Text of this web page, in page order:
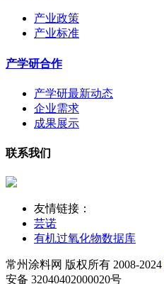
产业政策
产业标准
产学研合作
产学研最新动态
企业需求
成果展示
联系我们
友情链接：
芸诺
有机过氧化物数据库
常州涂料网 版权所有 2008-2024
安备 32040402000020号